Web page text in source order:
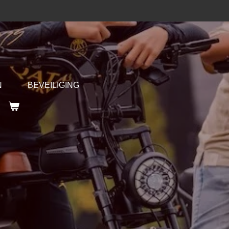
BEVEILIGING